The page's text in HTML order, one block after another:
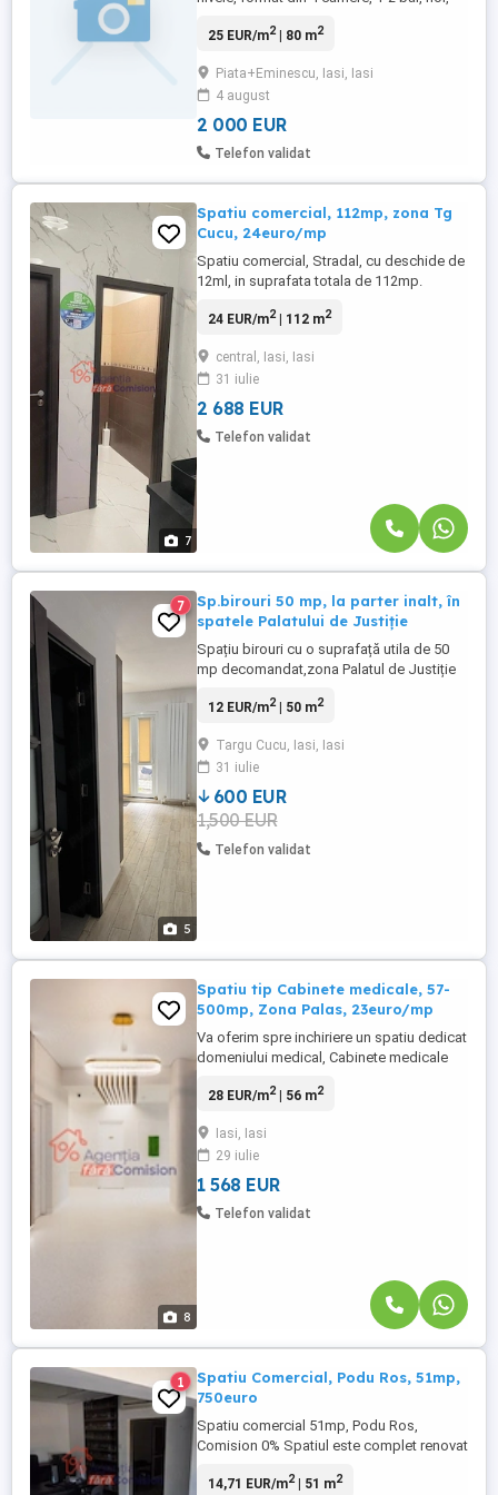
medicale.
25 EUR/m2| 80 m2
Piata+Eminescu, Iasi, Iasi
4 august
2 000 EUR
Telefon validat
7
Spatiu comercial, 112mp, zona Tg
Cucu, 24euro/mp
Spatiu comercial, Stradal, cu deschide de
12ml, in suprafata totala de 112mp.
sanitare amenajate si un spatiu mic de
activitate comerciala sau de mica
productie, fiind extrem de bine pozitionat
ca si vizibilitate se preteaza ...
24 EUR/m2| 112 m2
central, Iasi, Iasi
31 iulie
2 688 EUR
Telefon validat
5
7
Sp.birouri 50 mp, la parter inalt, în
spatele Palatului de Justiție
Spațiu birouri cu o suprafață utila de 50
mp decomandat,zona Palatul de Justiție
un spațiu de prestari servicii sau de
pentru sediu firmă, activități administrative
sau profesionale, prestari servicii, Clinica
...
12 EUR/m2| 50 m2
Targu Cucu, Iasi, Iasi
31 iulie
600 EUR
1,500 EUR
Telefon validat
8
Spatiu tip Cabinete medicale, 57-
500mp, Zona Palas, 23euro/mp
Va oferim spre inchiriere un spatiu dedicat
domeniului medical, Cabinete medicale
amenajat la 28euro/mp sau neamenajat la
suprafata de pana la 500mp amenajat la
28euro/mp sau neamenajat la 23 euro/mp.
Spatiul este foarte bine ...
28 EUR/m2| 56 m2
Iasi, Iasi
29 iulie
1 568 EUR
Telefon validat
1
Spatiu Comercial, Podu Ros, 51mp,
750euro
Spatiu comercial 51mp, Podu Ros,
Comision 0% Spatiul este complet renovat
birouri, beneficiind de o vizibilitate buna
14,71 EUR/m2| 51 m2